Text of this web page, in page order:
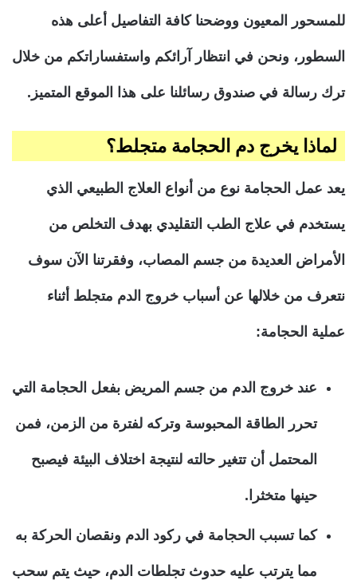
للمسحور المعيون ووضحنا كافة التفاصيل أعلى هذه
السطور، ونحن في انتظار آرائكم واستفساراتكم من خلال
ترك رسالة في صندوق رسائلنا على هذا الموقع المتميز.
لماذا يخرج دم الحجامة متجلط؟
يعد عمل الحجامة نوع من أنواع العلاج الطبيعي الذي
يستخدم في علاج الطب التقليدي بهدف التخلص من
الأمراض العديدة من جسم المصاب، وفقرتنا الآن سوف
نتعرف من خلالها عن أسباب خروج الدم متجلط أثناء
عملية الحجامة:
عند خروج الدم من جسم المريض بفعل الحجامة التي
تحرر الطاقة المحبوسة وتركه لفترة من الزمن، فمن
المحتمل أن تتغير حالته لنتيجة اختلاف البيئة فيصبح
حينها متخثرا.
كما تسبب الحجامة في ركود الدم ونقصان الحركة به
مما يترتب عليه حدوث تجلطات الدم، حيث يتم سحب